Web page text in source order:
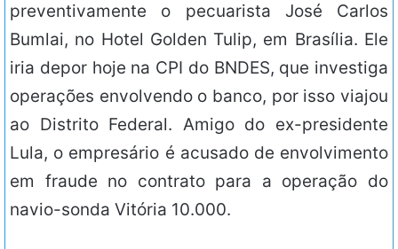
preventivamente o pecuarista José Carlos
Bumlai, no Hotel Golden Tulip, em Brasília. Ele
iria depor hoje na CPI do BNDES, que investiga
operações envolvendo o banco, por isso viajou
ao Distrito Federal. Amigo do ex-presidente
Lula, o empresário é acusado de envolvimento
em fraude no contrato para a operação do
navio-sonda Vitória 10.000.